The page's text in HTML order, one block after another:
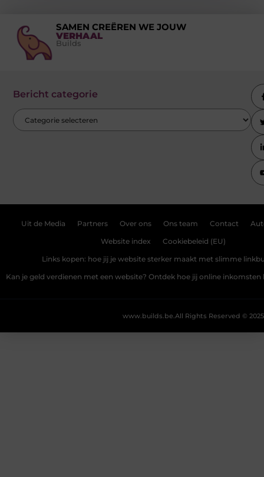
SAMEN CREËREN WE JOUW
VERHAAL
Builds
Bericht categorie
Uit de Media Partners Over ons Ons team Contact
Website index Cookiebeleid (EU)
Links kopen: hoe jij je website sterker maakt met slimme
Kan je geld verdienen met een website? Ontdek hoe jij online
All Rights Reserved © 2025
www.builds.be.